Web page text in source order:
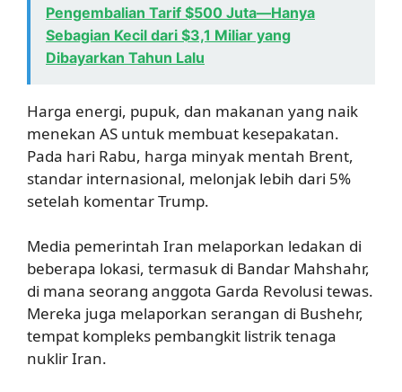
Pengembalian Tarif $500 Juta—Hanya
Sebagian Kecil dari $3,1 Miliar yang
Dibayarkan Tahun Lalu
Harga energi, pupuk, dan makanan yang naik
menekan AS untuk membuat kesepakatan.
Pada hari Rabu, harga minyak mentah Brent,
standar internasional, melonjak lebih dari 5%
setelah komentar Trump.
Media pemerintah Iran melaporkan ledakan di
beberapa lokasi, termasuk di Bandar Mahshahr,
di mana seorang anggota Garda Revolusi tewas.
Mereka juga melaporkan serangan di Bushehr,
tempat kompleks pembangkit listrik tenaga
nuklir Iran.